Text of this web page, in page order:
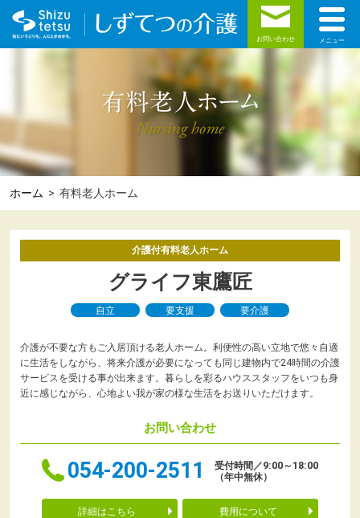
お問い合わせ
toggle
ホーム > 有料老人ホーム
介護付有料老人ホーム
グライフ東鷹匠
自立 要支援 要介護
介護が不要な方もご入居頂ける老人ホーム。利便性の高い立地で悠々自適
に生活をしながら、将来介護が必要になっても同じ建物内で24時間の介護
サービスを受ける事が出来ます。暮らしを彩るハウススタッフをいつも身
近に感じながら、心地よい我が家の様な生活をお送りいただけます。
お問い合わせ
054-200-2511
受付時間／9:00～18:00
（年中無休）
詳細はこちら 費用について